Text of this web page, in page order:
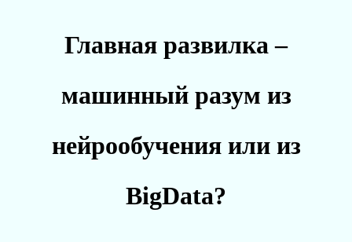
Главная развилка –
машинный разум из
нейрообучения или из
BigData?